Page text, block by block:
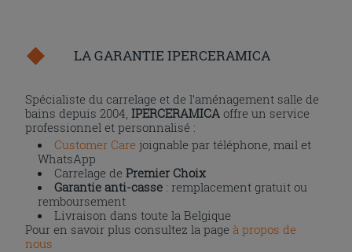
LA GARANTIE IPERCERAMICA
Spécialiste du carrelage et de l’aménagement salle de
bains depuis 2004,IPERCERAMICA offre un service
professionnel et personnalisé :
Customer Care joignable par téléphone, mail et
WhatsApp
Carrelage dePremier Choix
Garantie anti-casse : remplacement gratuit ou
remboursement
Livraison dans toute la Belgique
Pour en savoir plus consultez la page à propos de
nous